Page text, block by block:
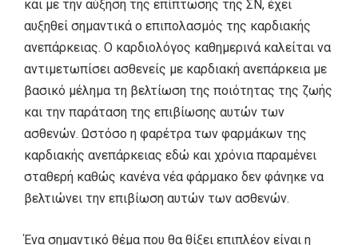
και με την αύξηση της επίπτωσης της ΣΝ, έχει
αυξηθεί σημαντικά ο επιπολασμός της καρδιακής
ανεπάρκειας. Ο καρδιολόγος καθημερινά καλείται να
αντιμετωπίσει ασθενείς με καρδιακή ανεπάρκεια με
βασικό μέλημα τη βελτίωση της ποιότητας της ζωής
και την παράταση της επιβίωσης αυτών των
ασθενών. Ωστόσο η φαρέτρα των φαρμάκων της
καρδιακής ανεπάρκειας εδώ και χρόνια παραμένει
σταθερή καθώς κανένα νέα φάρμακο δεν φάνηκε να
βελτιώνει την επιβίωση αυτών των ασθενών.
Ένα σημαντικό θέμα που θα θίξει επιπλέον είναι η